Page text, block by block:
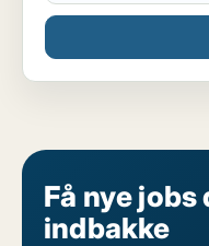
Få nye
indbakke